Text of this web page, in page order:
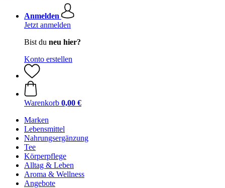
Anmelden
Jetzt anmelden
Bist du neu hier?
Konto erstellen
Warenkorb 0,00 €
Marken
Lebensmittel
Nahrungsergänzung
Tee
Körperpflege
Alltag & Leben
Aroma & Wellness
Angebote